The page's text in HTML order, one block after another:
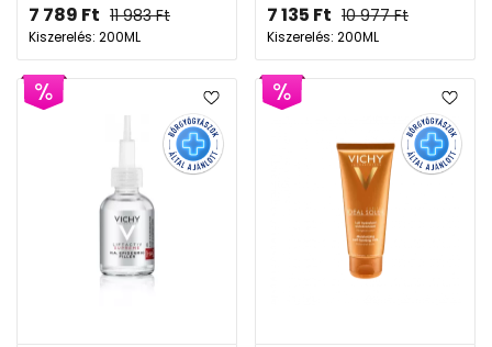
7 789 Ft 11 983Ft
Kiszerelés: 200ML
7 135 Ft 10 977Ft
Kiszerelés: 200ML